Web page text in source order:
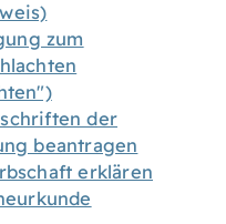
zum
der
beantragen
erklären